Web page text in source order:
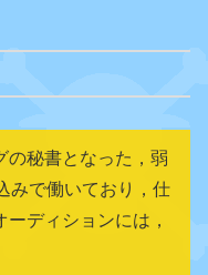
の秘書となった，弱
みで働いており，仕
ディションには，